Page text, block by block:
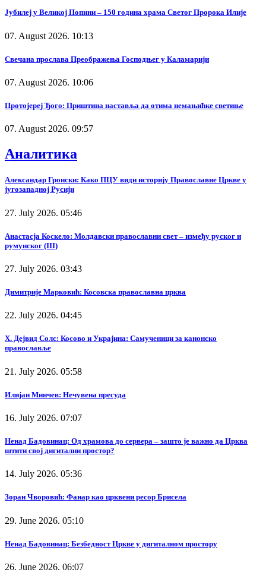
Јубилеј у Великој Попини – 150 година храма Светог Пророка Илије
07. August 2026. 10:13
Свечана прослава Преображења Господњег у Каламарији
07. August 2026. 10:06
Протојереј Ђого: Приштина наставља да отима немањићке светиње
07. August 2026. 09:57
Аналитика
Александар Гронски: Како ПЦУ види историју Православне Цркве у
југозападној Русији
27. July 2026. 05:46
Анастасја Коскело: Молдавски православни свет – између руског и
румунског (III)
27. July 2026. 03:43
Димитрије Марковић: Косовска православна црква
22. July 2026. 04:45
Х. Дејвид Солс: Косово и Украјина: Самученици за канонско
православље
21. July 2026. 05:58
Илијан Минчев: Нечувена пресуда
16. July 2026. 07:07
Ненад Бадовинац: Од храмова до сервера – зашто је важно да Црква
штити свој дигитални простор?
14. July 2026. 05:36
Зоран Чворовић: Фанар као црквени ресор Брисела
29. June 2026. 05:10
Ненад Бадовинац: Безбедност Цркве у дигиталном простору
26. June 2026. 06:07